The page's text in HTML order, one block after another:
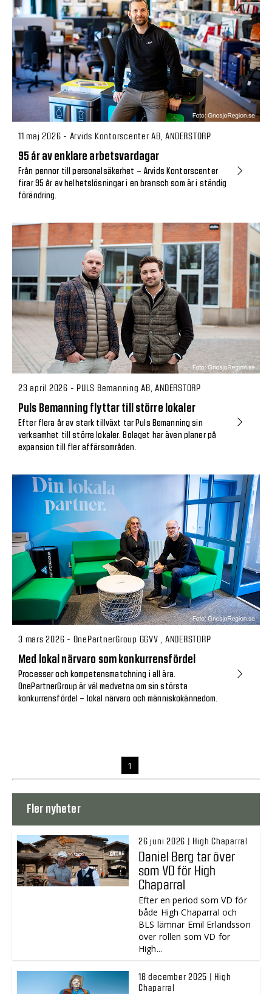
11 maj 2026 - Arvids Kontorscenter AB, ANDERSTORP
95 år av enklare arbetsvardagar
Från pennor till personalsäkerhet – Arvids Kontorscenter
firar 95 år av helhetslösningar i en bransch som är i ständig
förändring.
23 april 2026 - PULS Bemanning AB, ANDERSTORP
Puls Bemanning flyttar till större lokaler
Efter flera år av stark tillväxt tar Puls Bemanning sin
verksamhet till större lokaler. Bolaget har även planer på
expansion till fler affärsområden.
3 mars 2026 - OnePartnerGroup GGVV , ANDERSTORP
Med lokal närvaro som konkurrensfördel
Processer och kompetensmatchning i all ära.
OnePartnerGroup är väl medvetna om sin största
konkurrensfördel – lokal närvaro och människokännedom.
1
Fler nyheter
26 juni 2026 | High Chaparral
Daniel Berg tar över
som VD för High
Chaparral
Efter en period som VD för
både High Chaparral och
BLS lämnar Emil Erlandsson
över rollen som VD för
High...
18 december 2025 | High
Chaparral